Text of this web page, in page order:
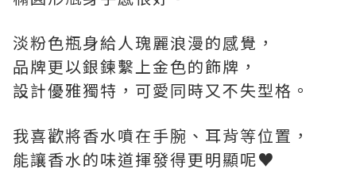
淡粉色瓶身給人瑰麗浪漫的感覺，
品牌更以銀鍊繫上金色的飾牌，
設計優雅獨特，可愛同時又不失型格。
我喜歡將香水噴在手腕、耳背等位置，
能讓香水的味道揮發得更明顯呢♥